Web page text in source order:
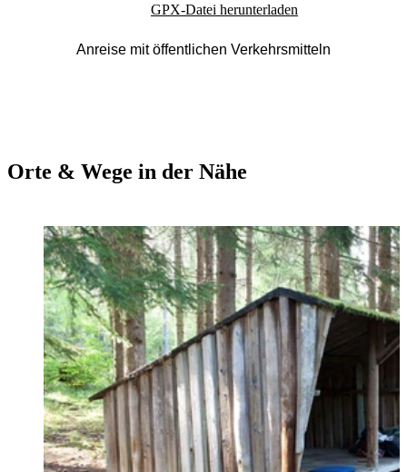
GPX-Datei herunterladen
Anreise mit öffentlichen Verkehrsmitteln
Orte & Wege in der Nähe